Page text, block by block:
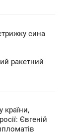
сина
ракетний
країни,
Євгеній